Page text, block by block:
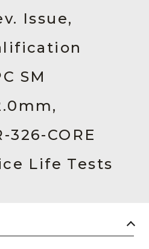
Issue,
SM
326-CORE
Life Tests